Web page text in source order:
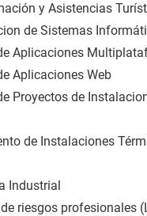
y Asistencias
de Sistemas
Aplicaciones
Aplicaciones Web
Proyectos de
de Instalaciones
Industrial
riesgos profesionales